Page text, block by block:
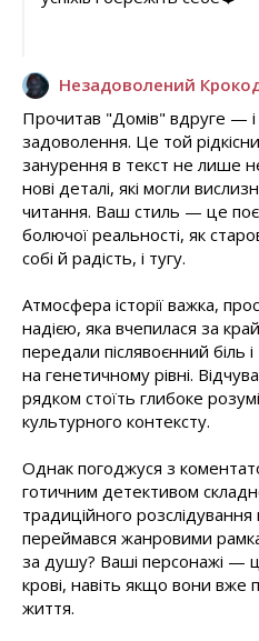
Незадоволений
Прочитав "Домів" вдруге —
задоволення. Це той
занурення в текст не лише
нові деталі, які могли
читання. Ваш стиль — це
болючої реальності, як
собі й радість, і тугу.
Атмосфера історії важка,
надією, яка вчепилася за
передали післявоєнний біль
на генетичному рівні.
рядком стоїть глибоке
культурного контексту.
Однак погоджуся з
готичним детективом
традиційного
переймався жанровими
за душу? Ваші персонажі —
крові, навіть якщо вони
життя.